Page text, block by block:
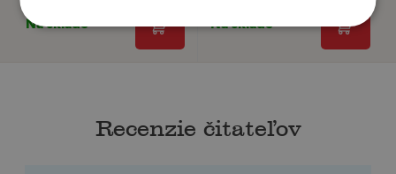
Na sklade Na sklade
Recenzie čitateľov